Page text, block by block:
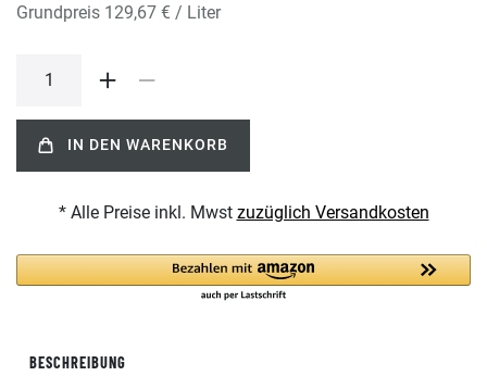
Grundpreis 129,67 € / Liter
IN DEN WARENKORB
* Alle Preise inkl. Mwst zuzüglich Versandkosten
BESCHREIBUNG